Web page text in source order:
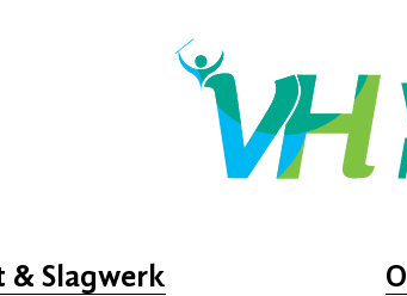
& Slagwerk